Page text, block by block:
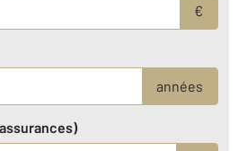
€
années